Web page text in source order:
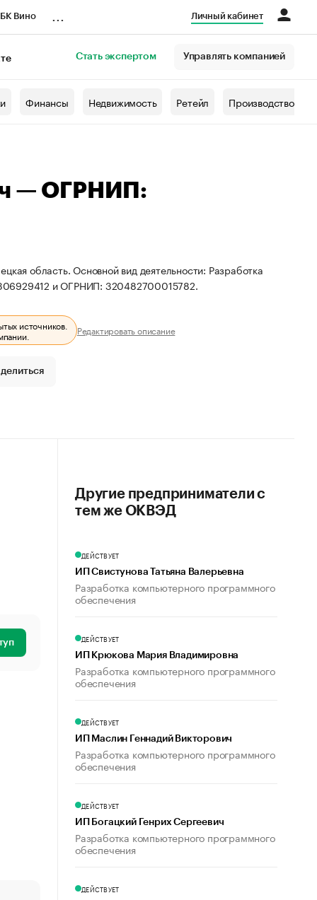
Вино Личный кабинет
Стать экспертом Управлять компанией
Финансы Недвижимость Ретейл Производство
— ОГРНИП:
область. Основной вид деятельности: Разработка
и ОГРНИП: 320482700015782.
источников. Редактировать описание
Другие предприниматели с
тем же ОКВЭД
ДЕЙСТВУЕТ
ИП Свистунова Татьяна Валерьевна
Разработка компьютерного программного
обеспечения
ДЕЙСТВУЕТ
ИП Крюкова Мария Владимировна
Разработка компьютерного программного
обеспечения
ДЕЙСТВУЕТ
ИП Маслин Геннадий Викторович
Разработка компьютерного программного
обеспечения
ДЕЙСТВУЕТ
ИП Богацкий Генрих Сергеевич
Разработка компьютерного программного
обеспечения
ДЕЙСТВУЕТ